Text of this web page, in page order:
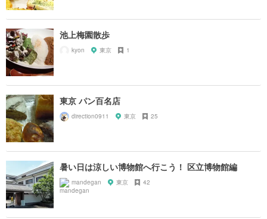
池上梅園散歩
kyon 東京 1
東京 パン百名店
direction0911 東京 25
暑い日は涼しい博物館へ行こう！ 区立博物館編
mandegan 東京 42